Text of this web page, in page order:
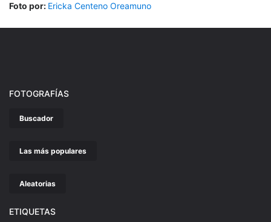
Foto por: Ericka Centeno Oreamuno
FOTOGRAFÍAS
Buscador
Las más populares
Aleatorias
ETIQUETAS